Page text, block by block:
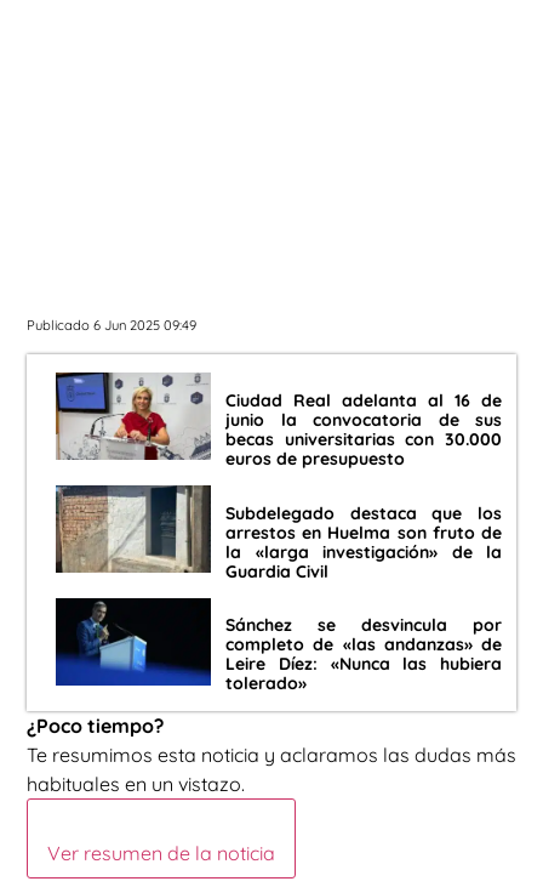
Publicado 6 Jun 2025 09:49
Ciudad Real adelanta al 16 de
junio la convocatoria de sus
becas universitarias con 30.000
euros de presupuesto
Subdelegado destaca que los
arrestos en Huelma son fruto de
la «larga investigación» de la
Guardia Civil
Sánchez se desvincula por
completo de «las andanzas» de
Leire Díez: «Nunca las hubiera
tolerado»
¿Poco tiempo?
Te resumimos esta noticia y aclaramos las dudas más
habituales en un vistazo.
Ver resumen de la noticia